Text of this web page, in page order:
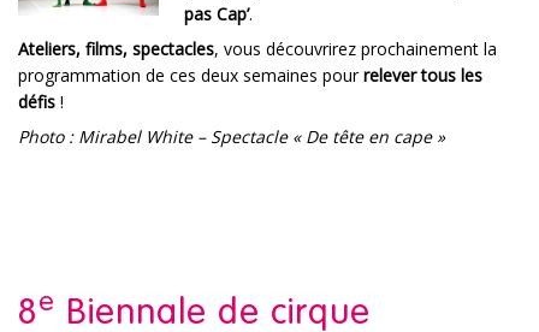
pas Cap’.
Ateliers, films, spectacles, vous découvrirez prochainement la
programmation de ces deux semaines pourrelever tous les
défis !
Photo : Mirabel White – Spectacle « De tête en cape »
8e Biennale de cirque